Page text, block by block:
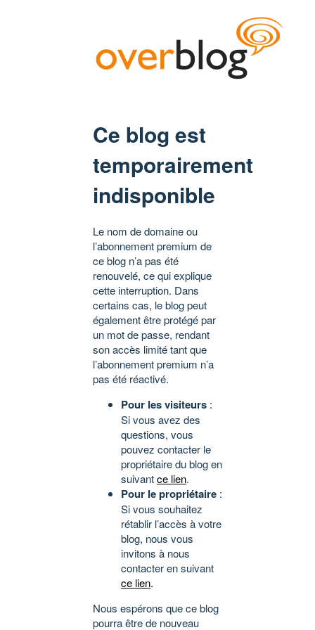
Ce blog est
temporairement
indisponible
Le nom de domaine ou
l’abonnement premium de
ce blog n’a pas été
renouvelé, ce qui explique
cette interruption. Dans
certains cas, le blog peut
également être protégé par
un mot de passe, rendant
son accès limité tant que
l’abonnement premium n’a
pas été réactivé.
Pour les visiteurs :
Si vous avez des
questions, vous
pouvez contacter le
propriétaire du blog en
suivantce lien.
Pour le propriétaire :
Si vous souhaitez
rétablir l’accès à votre
blog, nous vous
invitons à nous
contacter en suivant
ce lien.
Nous espérons que ce blog
pourra être de nouveau